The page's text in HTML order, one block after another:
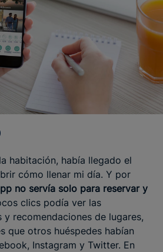
habitación, había llegado el
cómo llenar mi día. Y por
no servía solo para reservar y
clics podía ver las
y recomendaciones de lugares,
que otros huéspedes habían
Instagram y Twitter. En